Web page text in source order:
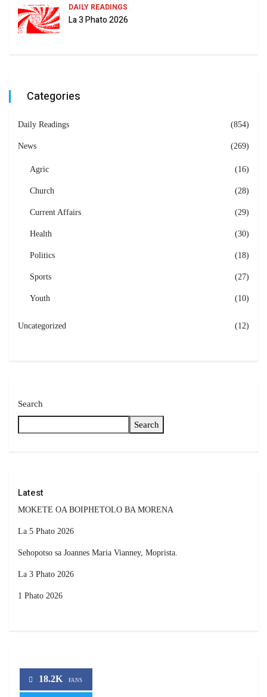
DAILY READINGS
La 3 Phato 2026
Categories
Daily Readings (854)
News (269)
Agric (16)
Church (28)
Current Affairs (29)
Health (30)
Politics (18)
Sports (27)
Youth (10)
Uncategorized (12)
Search
Search
Latest
MOKETE OA BOIPHETOLO BA MORENA
La 5 Phato 2026
Sehopotso sa Joannes Maria Vianney, Moprista.
La 3 Phato 2026
1 Phato 2026
18.2K FANS